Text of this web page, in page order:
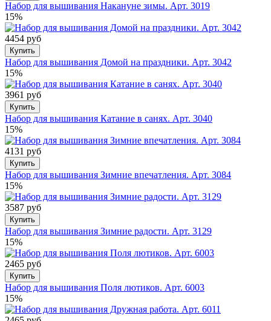
Набор для вышивания Накануне зимы. Арт. 3019
15%
4454 руб
Купить
Набор для вышивания Домой на праздники. Арт. 3042
15%
3961 руб
Купить
Набор для вышивания Катание в санях. Арт. 3040
15%
4131 руб
Купить
Набор для вышивания Зимние впечатления. Арт. 3084
15%
3587 руб
Купить
Набор для вышивания Зимние радости. Арт. 3129
15%
2465 руб
Купить
Набор для вышивания Поля лютиков. Арт. 6003
15%